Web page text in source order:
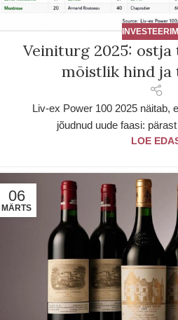
Veiniturg 2025: ostja
mõistlik hind ja
Liv-ex Power 100 2025 näitab,
jõudnud uude faasi:
LOE
06
MÄRTS